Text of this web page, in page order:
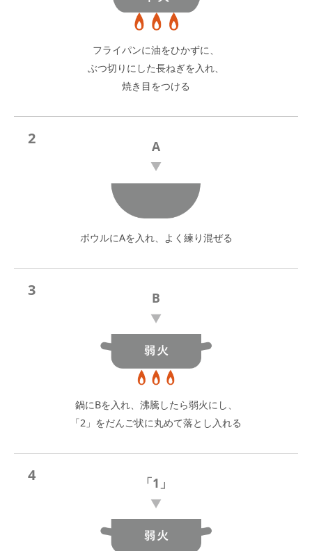
フライパンに油をひかずに、
ぶつ切りにした長ねぎを入れ、
焼き目をつける
2 A
ボウルにAを入れ、よく練り混ぜる
3 B
鍋にBを入れ、沸騰したら弱火にし、
「2」をだんご状に丸めて落とし入れる
4 「1」